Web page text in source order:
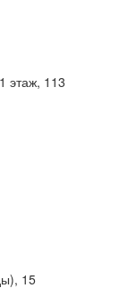
этаж, 113
15